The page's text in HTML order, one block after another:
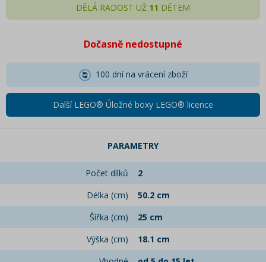
DĚLÁ RADOST UŽ 11 DĚTEM
Dočasně nedostupné
100 dní na vrácení zboží
Další LEGO® Úložné boxy LEGO® licence
PARAMETRY
Počet dílků
2
Délka (cm)
50.2 cm
Šířka (cm)
25 cm
Výška (cm)
18.1 cm